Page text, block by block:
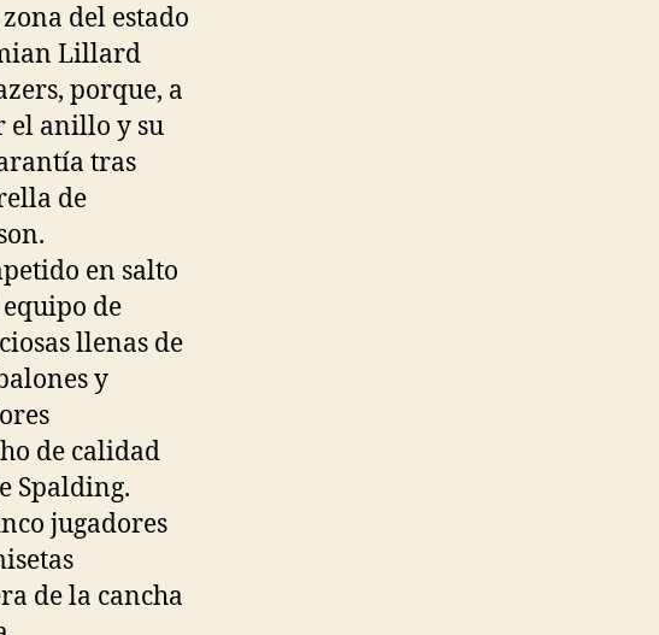
del estado
Lillard
porque, a
el anillo y su
tras
de
en salto
de
llenas de
y
de calidad
Spalding.
jugadores
de la cancha